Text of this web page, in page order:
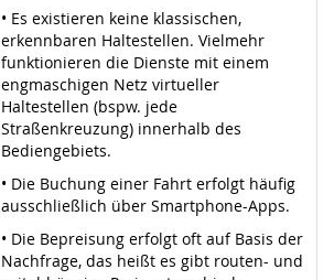
• Es existieren keine klassischen,
erkennbaren Haltestellen. Vielmehr
funktionieren die Dienste mit einem
engmaschigen Netz virtueller
Haltestellen (bspw. jede
Straßenkreuzung) innerhalb des
Bediengebiets.
• Die Buchung einer Fahrt erfolgt häufig
ausschließlich über Smartphone-Apps.
• Die Bepreisung erfolgt oft auf Basis der
Nachfrage, das heißt es gibt routen- und